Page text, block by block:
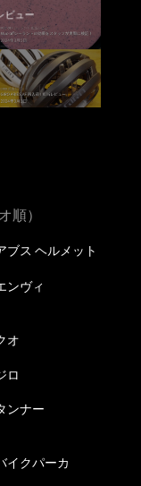
ビュー
順）
ブス ヘルメット
ンヴィ
オ
ロ
ンナー
イクパーカ